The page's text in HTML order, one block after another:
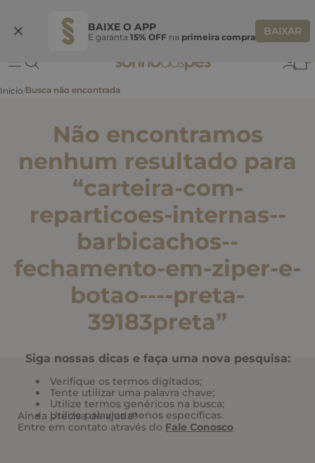
BAIXE O APP
E garanta 15% OFF na primeira compra BAIXAR
BEMVINDASONHO
Não encontramos
nenhum resultado para
“carteira-com-
reparticoes-internas--
barbicachos--
fechamento-em-ziper-e-
botao----preta-
39183preta”
Siga nossas dicas e faça uma nova pesquisa:
Verifique os termos digitados;
Tente utilizar uma palavra chave;
Utilize termos genéricos na busca;
Utilize palavras menos específicas.
Ainda precisa de ajuda?
Entre em contato através do Fale Conosco